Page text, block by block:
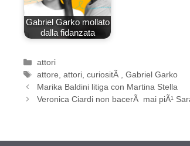
Gabriel Garko mollato
dalla fidanzata
Categorie
attori
Tag
attore,attori,curiositÃ ,Gabriel Garko
Marika Baldini litiga con Martina Stella
Veronica Ciardi non bacerÃ mai piÃ¹